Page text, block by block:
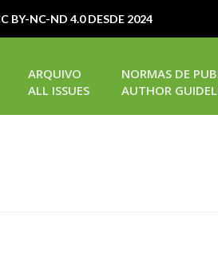
BY-NC-ND 4.0 DESDE 2024
ARQUIVO
ALL ISSUES
NORMAS DE
AUTHOR